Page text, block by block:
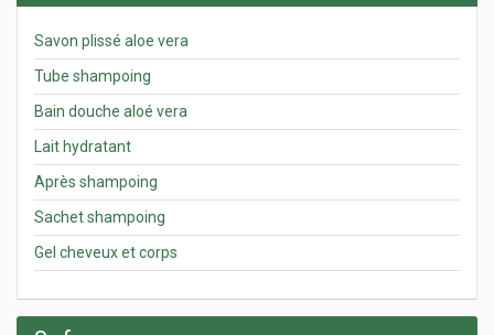
Savon plissé aloe vera
Tube shampoing
Bain douche aloé vera
Lait hydratant
Après shampoing
Sachet shampoing
Gel cheveux et corps